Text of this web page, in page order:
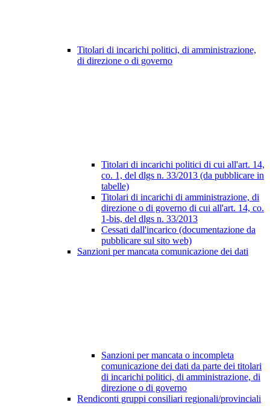
Titolari di incarichi politici, di amministrazione,
di direzione o di governo
Titolari di incarichi politici di cui all'art. 14,
co. 1, del dlgs n. 33/2013 (da pubblicare in
tabelle)
Titolari di incarichi di amministrazione, di
direzione o di governo di cui all'art. 14, co.
1-bis, del dlgs n. 33/2013
Cessati dall'incarico (documentazione da
pubblicare sul sito web)
Sanzioni per mancata comunicazione dei dati
Sanzioni per mancata o incompleta
comunicazione dei dati da parte dei titolari
di incarichi politici, di amministrazione, di
direzione o di governo
Rendiconti gruppi consiliari regionali/provinciali